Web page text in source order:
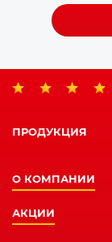
ПРОДУКЦИЯ
О КОМПАНИИ
АКЦИИ